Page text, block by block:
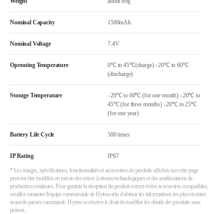
Nominal Capacity 1500mAh
Nominal Voltage 7.4V
Operating Temperature
0℃ to 45℃(charge) –20℃ to 60℃
(discharge)
Storage Temperature
–20℃ to 60℃ (for one month) –20℃ to
45℃ (for three months) –20℃ to 25℃
(for one year)
Battery Life Cycle 500 times
IP Rating IP67
* Les images, spécifications, fonctionnalités et accessoires de produits affichés sur cette page
peuvent être modifiés en raison des mises à niveau technologiques et des améliorations de
production continues. Pour garantir la réception du produit correct et des accessoires compatibles,
veuillez contacter l'équipe commerciale de Hytera afin d'obtenir les informations les plus récentes
avant de passer commande. Hytera se réserve le droit de modifier les détails des produits sans
préavis.